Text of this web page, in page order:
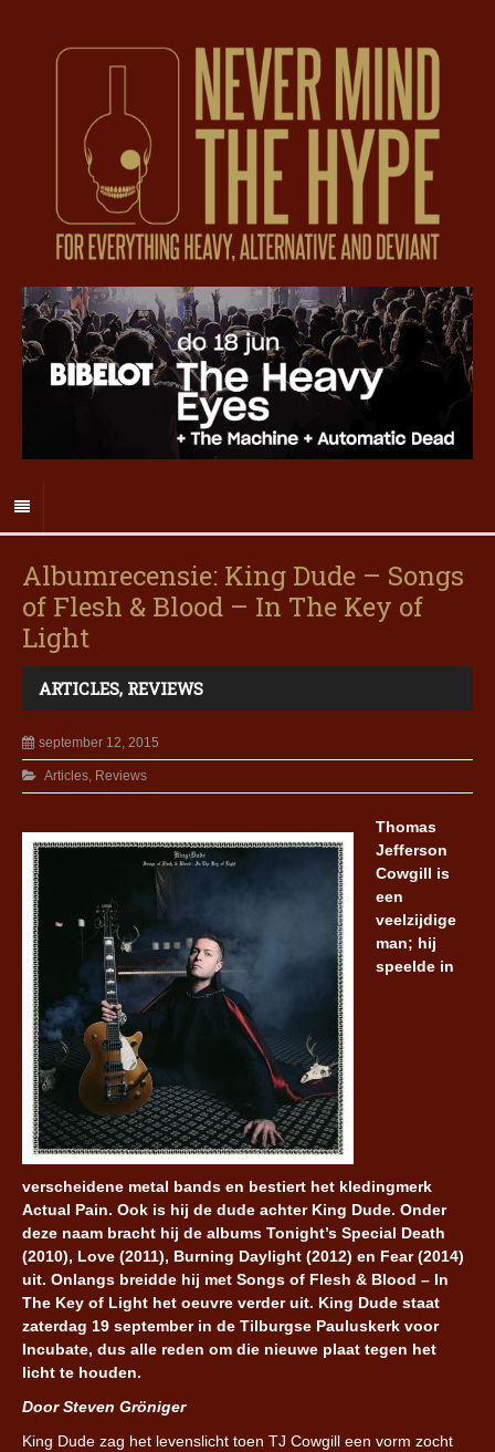
Albumrecensie: King Dude – Songs
of Flesh & Blood – In The Key of
Light
ARTICLES, REVIEWS
september 12, 2015
Articles, Reviews
Thomas
Jefferson
Cowgill is
een
veelzijdige
man; hij
speelde in
verscheidene metal bands en bestiert het kledingmerk
Actual Pain. Ook is hij de dude achter King Dude. Onder
deze naam bracht hij de albums Tonight’s Special Death
(2010), Love (2011), Burning Daylight (2012) en Fear (2014)
uit. Onlangs breidde hij met Songs of Flesh & Blood – In
The Key of Light het oeuvre verder uit. King Dude staat
zaterdag 19 september in de Tilburgse Pauluskerk voor
Incubate, dus alle reden om die nieuwe plaat tegen het
licht te houden.
Door Steven Gröniger
King Dude zag het levenslicht toen TJ Cowgill een vorm zocht